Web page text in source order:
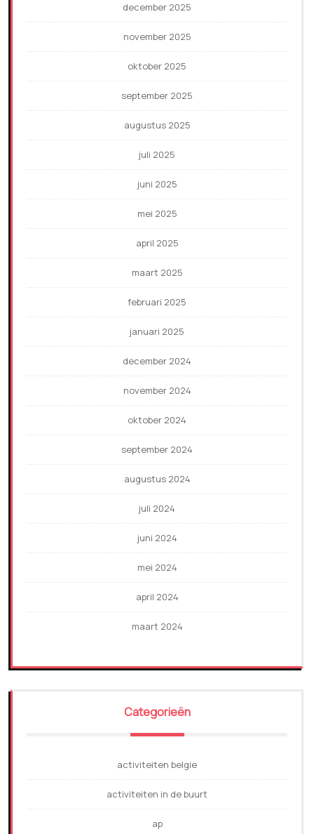
december 2025
november 2025
oktober 2025
september 2025
augustus 2025
juli 2025
juni 2025
mei 2025
april 2025
maart 2025
februari 2025
januari 2025
december 2024
november 2024
oktober 2024
september 2024
augustus 2024
juli 2024
juni 2024
mei 2024
april 2024
maart 2024
Categorieën
activiteiten belgie
activiteiten in de buurt
ap